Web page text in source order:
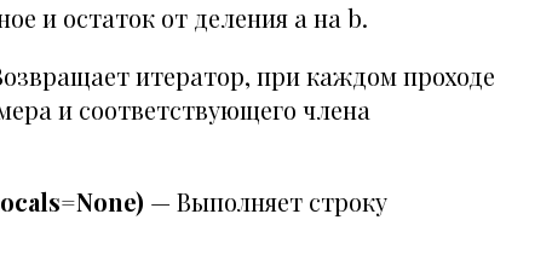
и остаток от деления a на b.
итератор, при каждом проходе
и соответствующего члена
— Выполняет строку